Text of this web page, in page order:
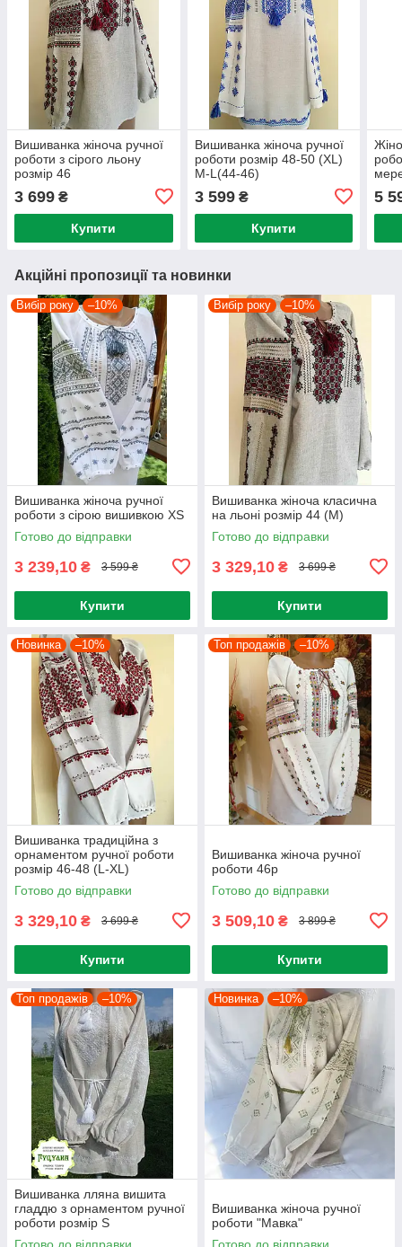
Вишиванка жіноча ручної
роботи з сірого льону
розмір 46
3 699 ₴
Купити
Вишиванка жіноча ручної
роботи розмір 48-50 (ХL)
М-L(44-46)
3 599₴
Купити
5
Акційні пропозиції та новинки
Вибір року –10%
Вишиванка жіноча ручної
роботи з сірою вишивкою XS
Готово до відправки
3 239,10 ₴ 3 599 ₴
Купити
Вибір року –10%
Вишиванка жіноча класична
на льоні розмір 44 (М)
Готово до відправки
3 329,10 ₴ 3 699 ₴
Купити
Новинка –10%
Вишиванка традиційна з
орнаментом ручної роботи
розмір 46-48 (L-ХL)
Готово до відправки
3 329,10 ₴ 3 699 ₴
Купити
Топ продажів –10%
Вишиванка жіноча ручної
роботи 46р
Готово до відправки
3 509,10 ₴ 3 899 ₴
Купити
Топ продажів –10%
Вишиванка лляна вишита
гладдю з орнаментом ручної
роботи розмір S
Готово до відправки
Новинка –10%
Вишиванка жіноча ручної
роботи "Мавка"
Готово до відправки